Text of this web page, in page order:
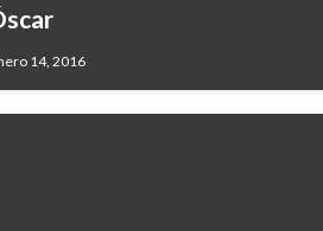
14, 2016